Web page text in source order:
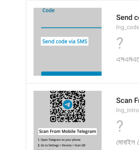
Send
?
Scan
?
মোবাইল